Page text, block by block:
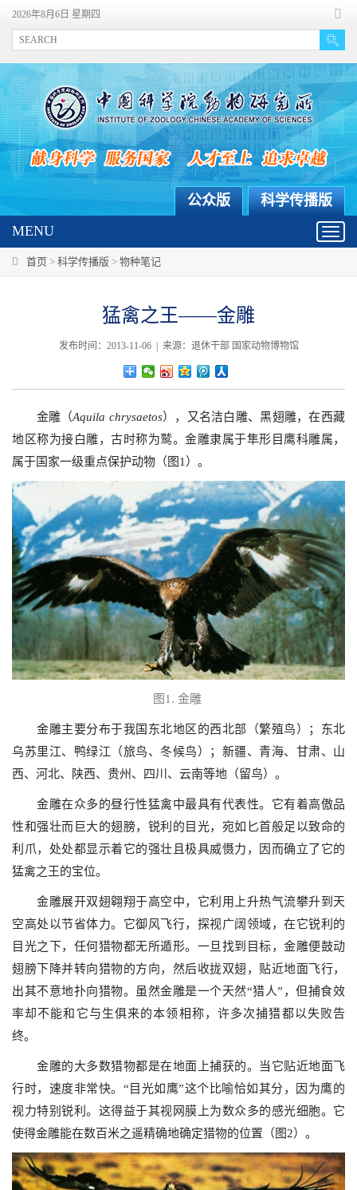
2026年8月6日 星期四
科学传播版
公众版
MENU
首页 > 科学传播版 > 物种笔记
猛禽之王——金雕
发布时间：2013-11-06 | 来源：退休干部 国家动物博物馆
金雕（Aquila chrysaetos），又名洁白雕、黑翅雕，在西藏
地区称为接白雕，古时称为鹫。金雕隶属于隼形目鹰科雕属，
属于国家一级重点保护动物（图 1 ）。
图 1. 金雕
金雕主要分布于我国东北地区的西北部（繁殖鸟）；东北
乌苏里江、鸭绿江（旅鸟、冬候鸟）；新疆、青海、甘肃、山
西、河北、陕西、贵州、四川、云南等地（留鸟）。
金雕在众多的昼行性猛禽中最具有代表性。它有着高傲品
性和强壮而巨大的翅膀，锐利的目光，宛如匕首般足以致命的
利爪，处处都显示着它的强壮且极具威慑力，因而确立了它的
猛禽之王的宝位。
金雕展开双翅翱翔于高空中，它利用上升热气流攀升到天
空高处以节省体力。它御风飞行，探视广阔领域，在它锐利的
目光之下，任何猎物都无所遁形。一旦找到目标，金雕便鼓动
翅膀下降并转向猎物的方向，然后收拢双翅，贴近地面飞行，
出其不意地扑向猎物。虽然金雕是一个天然“猎人”，但捕食效
率却不能和它与生俱来的本领相称，许多次捕猎都以失败告
终。
金雕的大多数猎物都是在地面上捕获的。当它贴近地面飞
行时，速度非常快。“目光如鹰”这个比喻恰如其分，因为鹰的
视力特别锐利。这得益于其视网膜上为数众多的感光细胞。它
使得金雕能在数百米之遥精确地确定猎物的位置（图 2）。